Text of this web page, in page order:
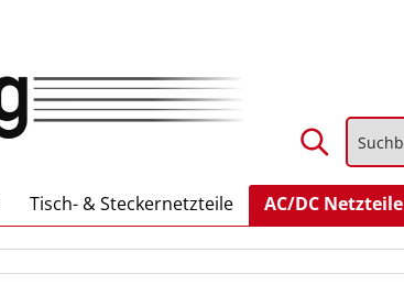
Tisch- & Steckernetzteile AC/DC Netzteile